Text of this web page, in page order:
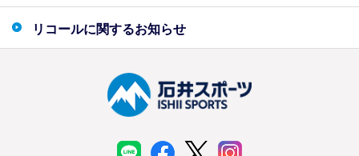
リコールに関するお知らせ